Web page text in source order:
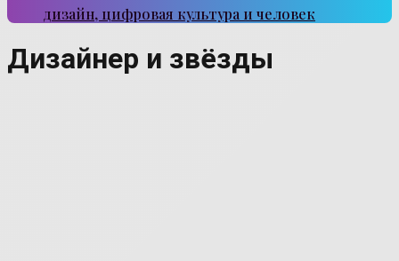
дизайн, цифровая культура и человек
Дизайнер и звёзды